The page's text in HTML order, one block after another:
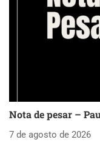
Nota de pesar –
7 de agosto de 2026